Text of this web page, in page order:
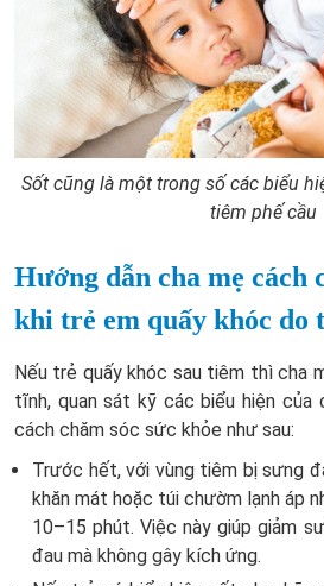
Sốt cũng là một trong số các biểu
tiêm phế cầu
Hướng dẫn cha mẹ cách
khi trẻ em quấy khóc do
Nếu trẻ quấy khóc sau tiêm thì cha
tĩnh, quan sát kỹ các biểu hiện của
cách chăm sóc sức khỏe như sau:
Trước hết, với vùng tiêm bị sưng
khăn mát hoặc túi chườm lạnh áp
10–15 phút. Việc này giúp giảm
đau mà không gây kích ứng.